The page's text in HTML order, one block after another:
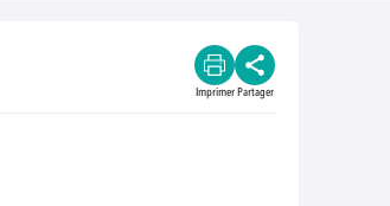
Imprimer Partager